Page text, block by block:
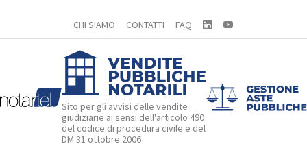
CHI SIAMO CONTATTI FAQ
Sito per gli avvisi delle vendite
giudiziarie ai sensi dell'articolo 490
del codice di procedura civile e del
DM 31 ottobre 2006